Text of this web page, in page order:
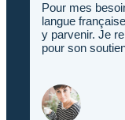
Pour mes
langue
y parvenir. Je
pour son